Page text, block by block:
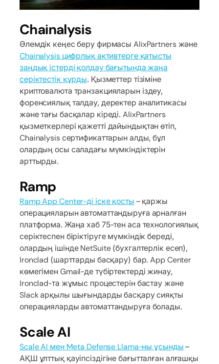
Chainalysis
Әлемдік кеңес беру фирмасы AlixPartners және
Chainalysis цифрлық активтерге қатысты
заңдық істерді қолдау бағытында жаңа
серіктестік құрды. Қызметтер тізіміне
криптовалюта транзакцияларын іздеу,
форенсиялық талдау, деректер аналитикасы
және тағы басқалар кіреді. AlixPartners
қызметкерлері қажетті дайындықтан өтіп,
Chainalysis сертификаттарын алды, бұл
олардың осы саладағы мүмкіндіктерін
арттырды.
Ramp
Ramp App Center-ді іске қосты – қаржы
операцияларын автоматтандыруға арналған
платформа. Жаңа хаб 75-тен аса технологиялық
серіктеспен біріктіруге мүмкіндік береді,
олардың ішінде NetSuite (бухгалтерлік есеп),
Ironclad (шарттарды басқару) бар. App Center
көмегімен Gmail-де түбіртектерді жинау,
Ironclad-та жұмыс процестерін бастау және
Slack арқылы шығындарды басқару сияқты
операцияларды автоматтандыруға болады.
Scale AI
Scale AI мен Meta Defense Llama-ны ұсынды –
АҚШ ұлттық қауіпсіздігіне бағытталған алғашқы